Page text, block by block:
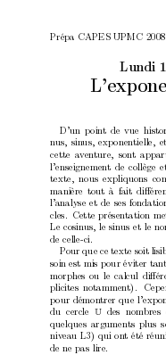
Prépa CAPES UPMC 2008
Lundi
L’exp
D’un point de vue
nus, sinus, exponentielle,
cette aventure, sont
l’enseignement de collège
texte,
nous expliquons
manière tout à fait
l’analyse et de ses
cles.
Cette présentation
Le cosinus, le sinus et le
de celle-ci.
Pour que ce texte soit
soin est mis pour éviter tan
morphes ou le calcul
plicites notamment). Cep
pour démontrer que l’exp
du cercle
U des nombres
quelques arguments plus
niveau L3) qui ont été
de ne pas lire.